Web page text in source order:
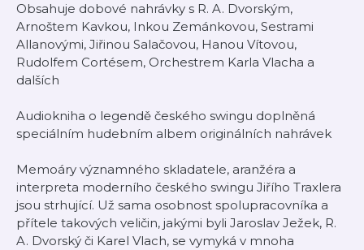
Obsahuje dobové nahrávky s R. A. Dvorským,
Arnoštem Kavkou, Inkou Zemánkovou, Sestrami
Allanovými, Jiřinou Salačovou, Hanou Vítovou,
Rudolfem Cortésem, Orchestrem Karla Vlacha a
dalších
Audiokniha o legendě českého swingu doplněná
speciálním hudebním albem originálních nahrávek
Memoáry významného skladatele, aranžéra a
interpreta moderního českého swingu Jiřího Traxlera
jsou strhující. Už sama osobnost spolupracovníka a
přítele takových veličin, jakými byli Jaroslav Ježek, R.
A. Dvorský či Karel Vlach, se vymyká v mnoha